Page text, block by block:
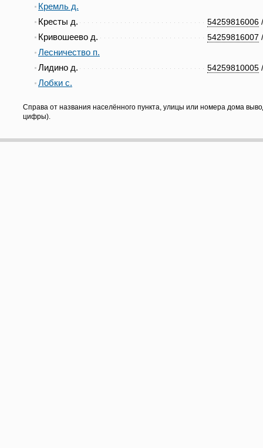
Кремль д.
54259816006
Кресты д.
54259816007
Кривошеево д.
Лесничество п.
54259810005
Лидино д.
Лобки с.
Справа от названия населённого пункта, улицы или номера дома
цифры).